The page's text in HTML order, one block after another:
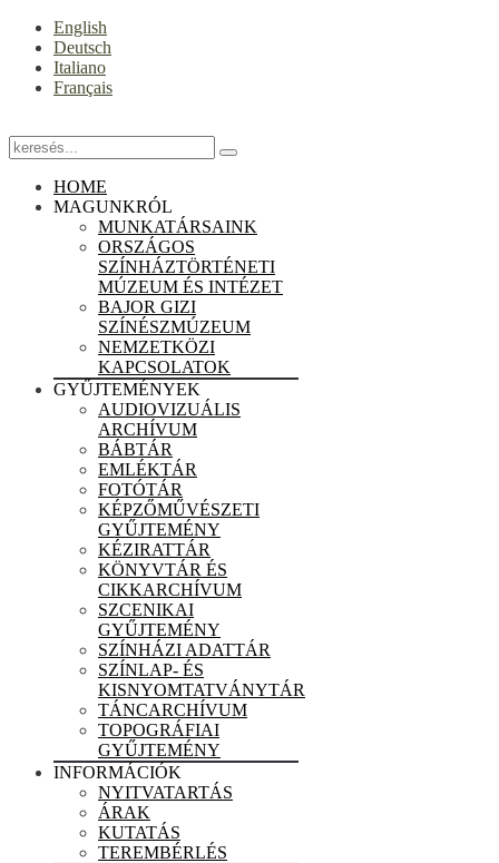
English
Deutsch
Italiano
Français
HOME
MAGUNKRÓL
MUNKATÁRSAINK
ORSZÁGOS
SZÍNHÁZTÖRTÉNETI
MÚZEUM ÉS INTÉZET
BAJOR GIZI
SZÍNÉSZMÚZEUM
NEMZETKÖZI
KAPCSOLATOK
GYŰJTEMÉNYEK
AUDIOVIZUÁLIS
ARCHÍVUM
BÁBTÁR
EMLÉKTÁR
FOTÓTÁR
KÉPZŐMŰVÉSZETI
GYŰJTEMÉNY
KÉZIRATTÁR
KÖNYVTÁR ÉS
CIKKARCHÍVUM
SZCENIKAI
GYŰJTEMÉNY
SZÍNHÁZI ADATTÁR
SZÍNLAP- ÉS
KISNYOMTATVÁNYTÁR
TÁNCARCHÍVUM
TOPOGRÁFIAI
GYŰJTEMÉNY
INFORMÁCIÓK
NYITVATARTÁS
ÁRAK
KUTATÁS
TEREMBÉRLÉS